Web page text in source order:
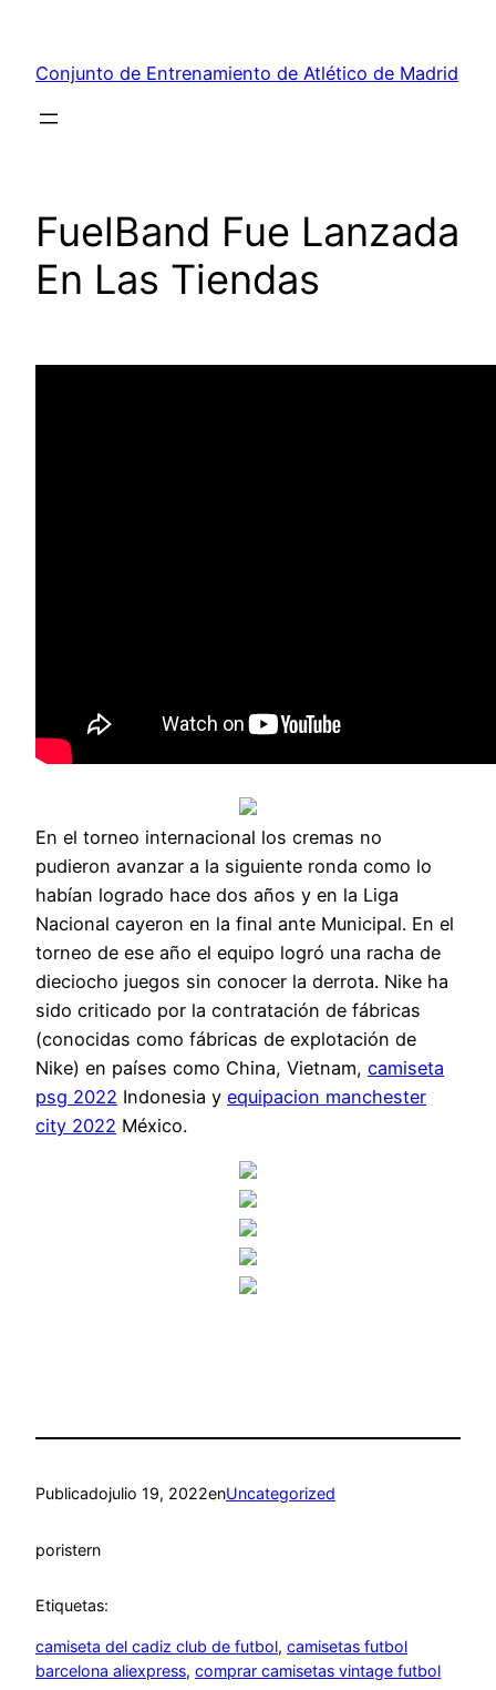
contenido
Conjunto de Entrenamiento de Atlético de Madrid
FuelBand Fue Lanzada
En Las Tiendas
En el torneo internacional los cremas no
pudieron avanzar a la siguiente ronda como lo
habían logrado hace dos años y en la Liga
Nacional cayeron en la final ante Municipal. En el
torneo de ese año el equipo logró una racha de
dieciocho juegos sin conocer la derrota. Nike ha
sido criticado por la contratación de fábricas
(conocidas como fábricas de explotación de
Nike) en países como China, Vietnam, camiseta
psg 2022 Indonesia y equipacion manchester
city 2022 México.
Publicadojulio 19, 2022enUncategorized
poristern
Etiquetas:
camiseta del cadiz club de futbol, camisetas futbol
barcelona aliexpress, comprar camisetas vintage futbol